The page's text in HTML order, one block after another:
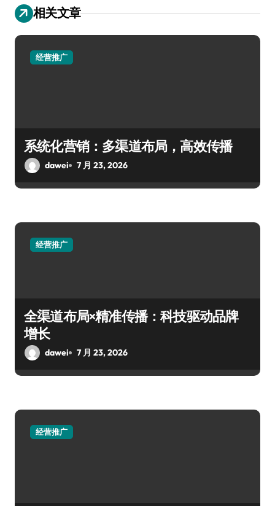
相关文章
经营推广
系统化营销：多渠道布局，高效传播
dawei 7 月 23, 2026
经营推广
全渠道布局×精准传播：科技驱动品牌
增长
dawei 7 月 23, 2026
经营推广